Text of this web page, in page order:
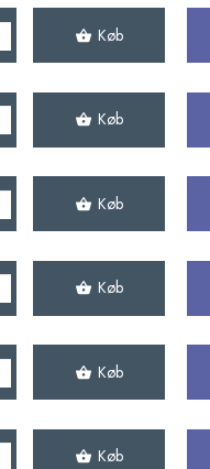
Køb
Køb
Køb
Køb
Køb
Køb